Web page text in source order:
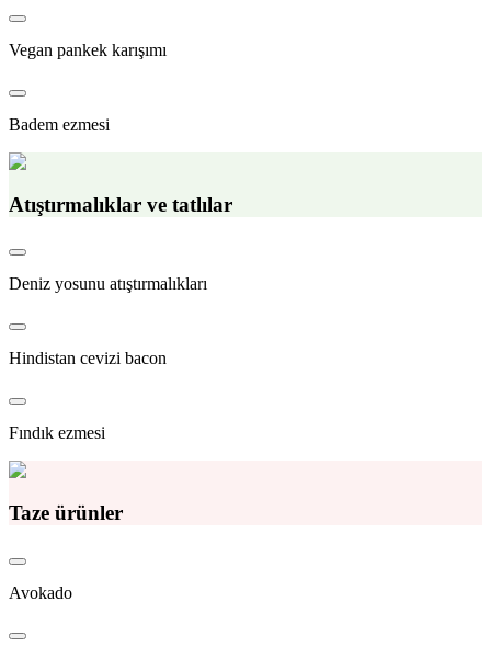
Vegan pankek karışımı
Badem ezmesi
Atıştırmalıklar ve tatlılar
Deniz yosunu atıştırmalıkları
Hindistan cevizi bacon
Fındık ezmesi
Taze ürünler
Avokado